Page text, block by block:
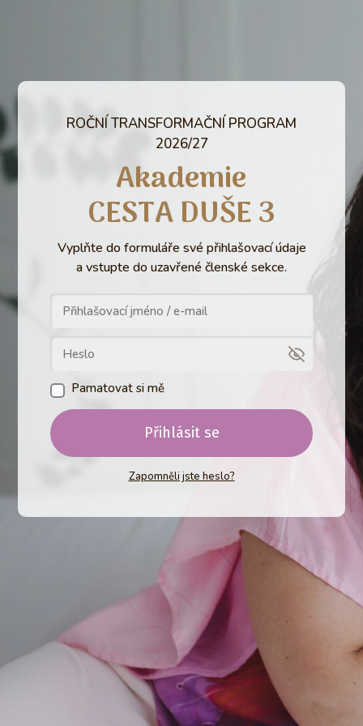
ROČNÍ TRANSFORMAČNÍ PROGRAM
2026/27
Akademie
CESTA DUŠE 3
Vyplňte do formuláře své přihlašovací údaje
a vstupte do uzavřené členské sekce.
Pamatovat si mě
Přihlásit se
Zapomněli jste heslo?